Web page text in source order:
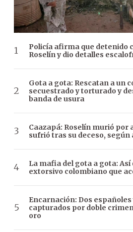
Policía afirma que detenido
Roselín y dio detalles
Gota a gota: Rescatan a un
secuestrado y torturado y
banda de usura
Caazapá: Roselín murió por
sufrió tras su deceso, según
La mafia del gota a gota:
extorsivo colombiano que
Encarnación: Dos
capturados por doble
oro